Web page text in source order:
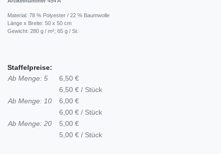
Material: 78 % Polyester / 22 % Baumwolle
Länge x Breite: 50 x 50 cm
Gewicht: 280 g / m²; 65 g / St.
Staffelpreise:
Ab Menge: 5
6,50 €
6,50 € / Stück
Ab Menge: 10
6,00 €
6,00 € / Stück
Ab Menge: 20
5,00 €
5,00 € / Stück